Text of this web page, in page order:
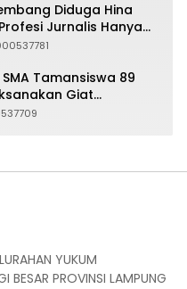
Diduga Hina
Jurnalis Hanya
Berujung Dugaan
Tamansiswa 89
Giat
YUKUM
BESAR PROVINSI LAMPUNG